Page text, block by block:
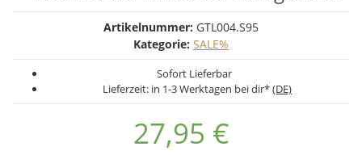
Taillengürtel Rindleder Gürtel Vintage
3cm breit Silber 95cm
Artikelnummer: GTL004.S95
Kategorie: SALE%
Sofort Lieferbar
Lieferzeit: in 1-3 Werktagen bei dir*(DE)
27,95 €